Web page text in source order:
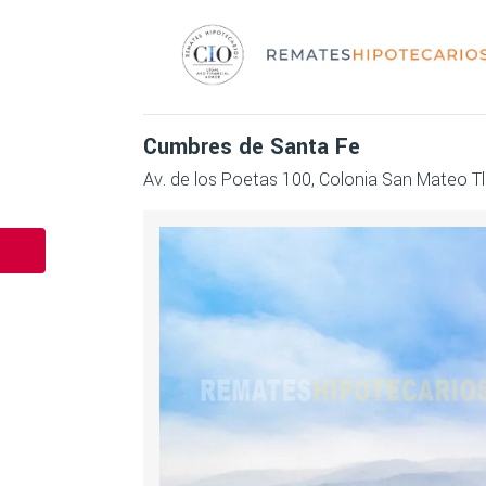
Cumbres de Santa Fe
Av. de los Poetas 100, Colonia San Mateo